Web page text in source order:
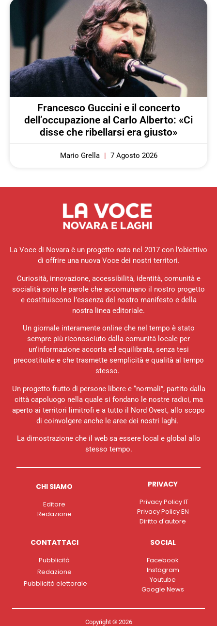
Francesco Guccini e il concerto
dell’occupazione al Carlo Alberto: «Ci
disse che ribellarsi era giusto»
Mario Grella 7 Agosto 2026
La Voce di Novara è un progetto nato nel 2017 con l’obiettivo
di offrire una nuova Voce dei nostri territori.
Curiosità, innovazione, accessibilità, identità, comunità e
socialità sono le parole che accomunano il nostro progetto
e costituiscono l’essenza del nostro manifesto e della
nostra linea editoriale.
Un giornale interamente online che nel tempo è stato
sempre più riconosciuto dalla comunità locale per
un’informazione accorta ed equilibrata, senza tesi
precostituite e che trasmette semplicità e qualità al tempo
stesso.
Un progetto frutto di persone libere e “normali”, partito dalla
città capoluogo nella quale si fondano le nostre radici, ma
aperto ai territori limitrofi e a tutto il Nord Ovest, allo scopo
di coinvolgere anche le aree dei nostri laghi.
La dimostrazione che il web sa essere local e global allo
stesso tempo.
CHI SIAMO
Editore
Redazione
PRIVACY
Privacy Policy IT
Privacy Policy EN
Diritto d'autore
CONTATTACI
Pubblicità
Redazione
Pubblicità elettorale
SOCIAL
Facebook
Instagram
Youtube
Google News
Copyright © 2026